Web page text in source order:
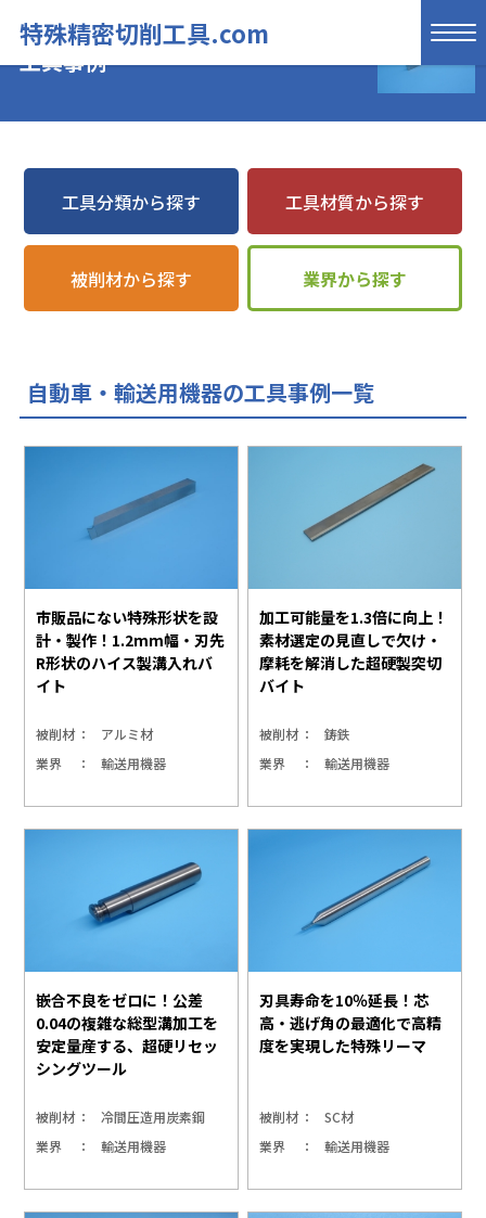
特殊精密切削工具.com
工具事例
工具分類から探す 工具材質から探す
被削材から探す 業界から探す
自動車・輸送用機器の工具事例一覧
市販品にない特殊形状を設
計・製作！1.2mm幅・刃先
R形状のハイス製溝入れバ
イト
被削材
アルミ材
業界
輸送用機器
加工可能量を1.3倍に向上！
素材選定の見直しで欠け・
摩耗を解消した超硬製突切
バイト
被削材
鋳鉄
業界
輸送用機器
嵌合不良をゼロに！公差
0.04の複雑な総型溝加工を
安定量産する、超硬リセッ
シングツール
被削材
冷間圧造用炭素鋼
業界
輸送用機器
刃具寿命を10％延長！芯
高・逃げ角の最適化で高精
度を実現した特殊リーマ
被削材
SC材
業界
輸送用機器